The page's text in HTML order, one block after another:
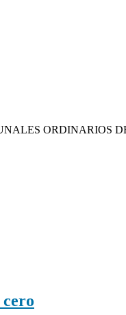
ORDINARIOS